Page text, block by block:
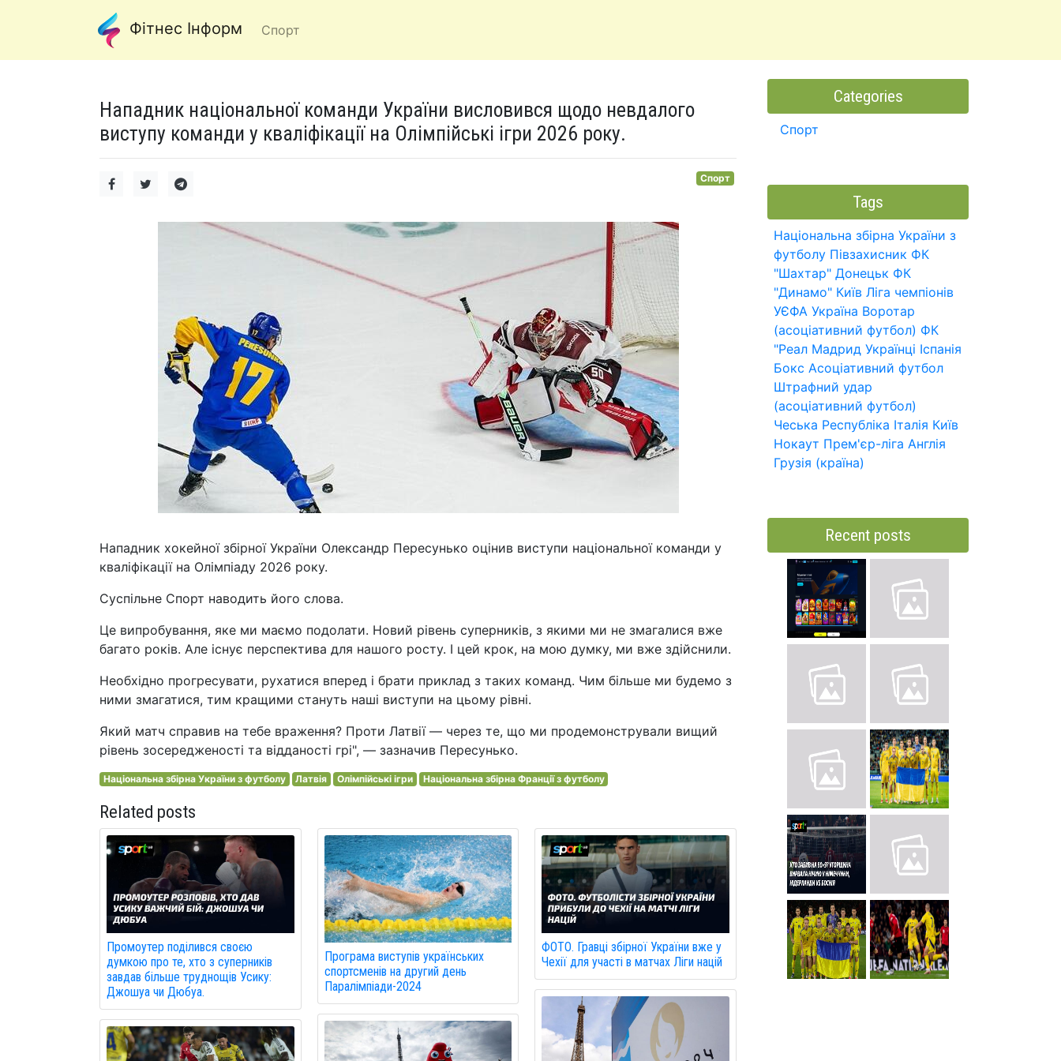
Фітнес Інформ Спорт
Нападник національної команди України висловився щодо невдалого
виступу команди у кваліфікації на Олімпійські ігри 2026 року.
Спорт
Нападник хокейної збірної України Олександр Пересунько оцінив виступи національної команди у
кваліфікації на Олімпіаду 2026 року.
Суспільне Спорт наводить його слова.
Це випробування, яке ми маємо подолати. Новий рівень суперників, з якими ми не змагалися вже
багато років. Але існує перспектива для нашого росту. І цей крок, на мою думку, ми вже здійснили.
Необхідно прогресувати, рухатися вперед і брати приклад з таких команд. Чим більше ми будемо з
ними змагатися, тим кращими стануть наші виступи на цьому рівні.
Який матч справив на тебе враження? Проти Латвії — через те, що ми продемонстрували вищий
рівень зосередженості та відданості грі", — зазначив Пересунько.
Національна збірна України з футболу Латвія Олімпійські ігри Національна збірна Франції з футболу
Related posts
Промоутер поділився своєю
думкою про те, хто з суперників
завдав більше труднощів Усику:
Джошуа чи Дюбуа.
Програма виступів українських
спортсменів на другий день
Паралімпіади-2024
ФОТО. Гравці збірної України вже у
Чехії для участі в матчах Ліги націй
Categories
Спорт
Tags
Національна збірна України з
футболу Півзахисник ФК
"Шахтар" Донецьк ФК
"Динамо" Київ Ліга чемпіонів
УЄФА Україна Воротар
(асоціативний футбол) ФК
"Реал Мадрид Українці Іспанія
Бокс Асоціативний футбол
Штрафний удар
(асоціативний футбол)
Чеська Республіка Італія Київ
Нокаут Прем'єр-ліга Англія
Грузія (країна)
Recent posts